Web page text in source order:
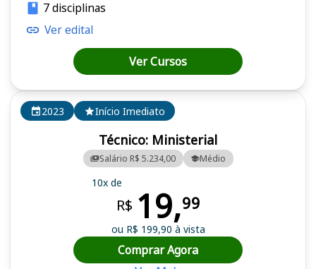
2023 Início Imediato
Técnico: Ministerial
Salário R$ 5.234,00 Médio
10x de
R$ 19,99
ou R$ 199,90 à vista
Comprar Agora
7 disciplinas
Ver edital
Ver Cursos